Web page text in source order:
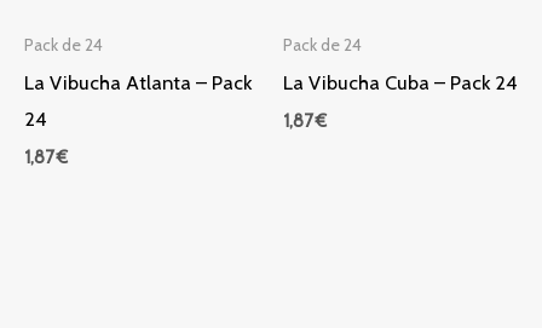
Pack de 24
La Vibucha Atlanta – Pack
24
1,87€
Pack de 24
La Vibucha Cuba – Pack 24
1,87€